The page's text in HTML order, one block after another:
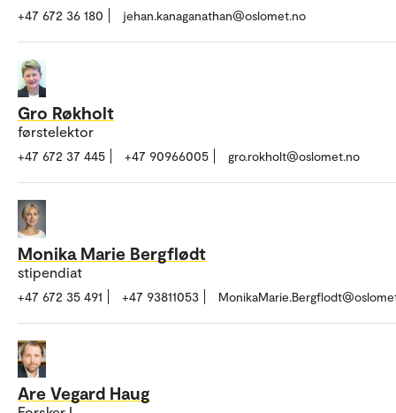
+47 672 36 180 jehan.kanaganathan@oslomet.no
Gro Røkholt
førstelektor
+47 672 37 445 +47 90966005 gro.rokholt@oslomet.no
Monika Marie Bergflødt
stipendiat
+47 672 35 491 +47 93811053
Are Vegard Haug